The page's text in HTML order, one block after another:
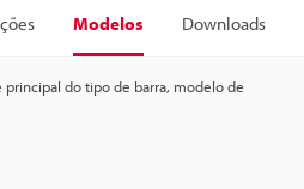
Modelos Downloads
principal do tipo de barra, modelo de